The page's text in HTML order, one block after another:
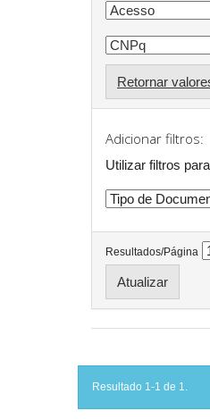
Retornar
Adicionar filtros:
Utilizar filtros
Resultados/Página
Resultado 1-1 de 1.